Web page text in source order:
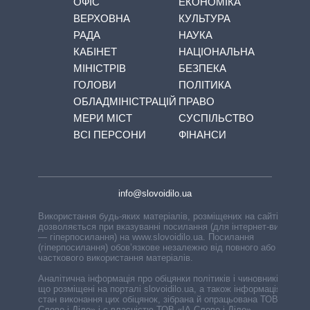
ВЕРХОВНА
РАДА
КАБІНЕТ
МІНІСТРІВ
ГОЛОВИ
ОБЛАДМІНІСТРАЦІЙ
МЕРИ МІСТ
ВСІ ПЕРСОНИ
КУЛЬТУРА
НАУКА
НАЦІОНАЛЬНА
БЕЗПЕКА
ПОЛІТИКА
ПРАВО
СУСПІЛЬСТВО
ФІНАНСИ
info@slovoidilo.ua
Використання будь-яких матеріалів, розміщених на сайті,
дозволяється при вказуванні посилання (для інтернет-видань
— гіперпосилання) на www.slovoidilo.ua. Посилання
(гіперпосилання) обов’язкове незалежно від повного або
часткового використання матеріалів.
Аналітична інформація про обіцянки політиків і чиновників,
що розміщені на порталі slovoidilo.ua, а також інформація про
стан виконання цих обіцянок, зібрана й опрацьована ТОВ «ІА